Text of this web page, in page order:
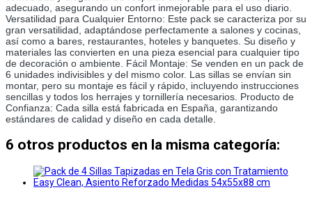
adecuado, asegurando un confort inmejorable para el uso diario.
Versatilidad para Cualquier Entorno: Este pack se caracteriza por su
gran versatilidad, adaptándose perfectamente a salones y cocinas,
así como a bares, restaurantes, hoteles y banquetes. Su diseño y
materiales las convierten en una pieza esencial para cualquier tipo
de decoración o ambiente. Fácil Montaje: Se venden en un pack de
6 unidades indivisibles y del mismo color. Las sillas se envían sin
montar, pero su montaje es fácil y rápido, incluyendo instrucciones
sencillas y todos los herrajes y tornillería necesarios. Producto de
Confianza: Cada silla está fabricada en España, garantizando
estándares de calidad y diseño en cada detalle.
6 otros productos en la misma categoría: